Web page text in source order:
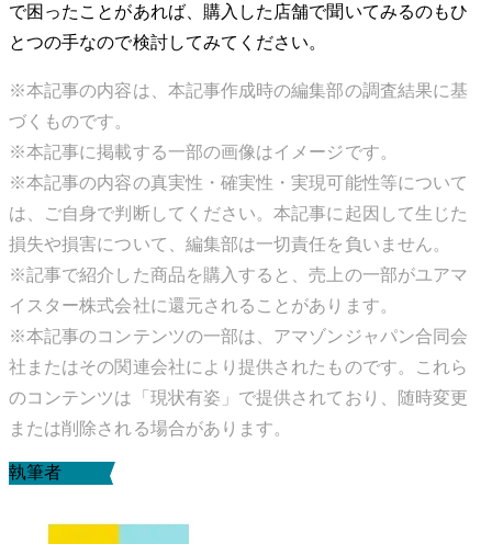
で困ったことがあれば、購入した店舗で聞いてみるのもひ
とつの手なので検討してみてください。
※本記事の内容は、本記事作成時の編集部の調査結果に基
づくものです。
※本記事に掲載する一部の画像はイメージです。
※本記事の内容の真実性・確実性・実現可能性等について
は、ご自身で判断してください。本記事に起因して生じた
損失や損害について、編集部は一切責任を負いません。
※記事で紹介した商品を購入すると、売上の一部がユアマ
イスター株式会社に還元されることがあります。
※本記事のコンテンツの一部は、アマゾンジャパン合同会
社またはその関連会社により提供されたものです。これら
のコンテンツは「現状有姿」で提供されており、随時変更
または削除される場合があります。
執筆者